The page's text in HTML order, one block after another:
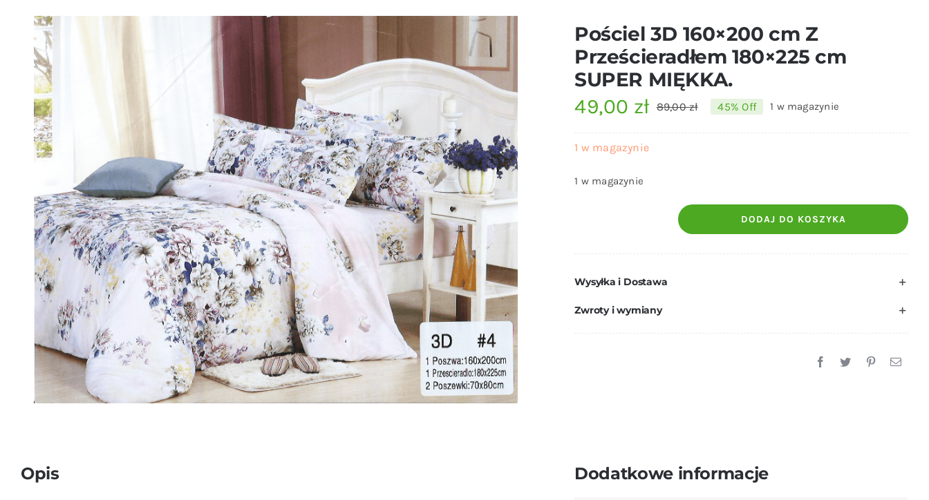
Pościel 3D 160×200 cm Z
Prześcieradłem 180×225 cm
SUPER MIĘKKA.
89,00złPierwotna
49,00 zł
Aktualna
45% Off 1 w magazynie
1 w magazynie
1 w magazynie
160x200
cm
DODAJ DO KOSZYKA
Wysyłka i Dostawa
Zwroty i wymiany
Opis Dodatkowe informacje